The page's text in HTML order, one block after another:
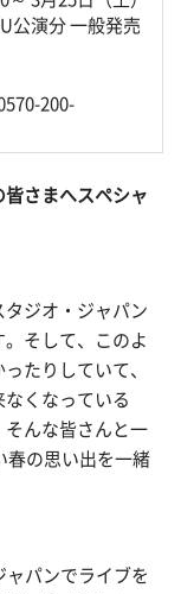
公演分 一般発売
200-
さまへスペシャ
ジオ・ジャパン
そして、このよ
たりしていて、
くなっている
そんな皆さんと一
春の思い出を一緒
パンでライブを